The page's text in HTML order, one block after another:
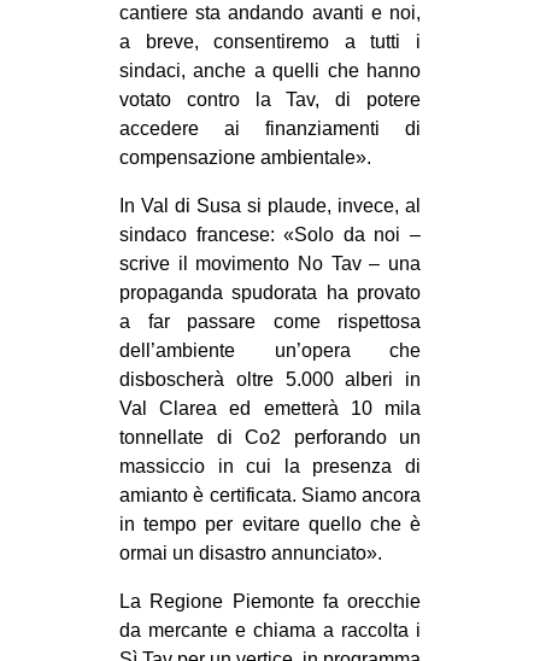
EUROPA
MEDIO ORIENTE
MONDO
EVENTI
in
Fb
tw
bsky
SEARCH
cantiere sta andando avanti e noi,
a breve, consentiremo a tutti i
sindaci, anche a quelli che hanno
votato contro la Tav, di potere
accedere ai finanziamenti di
compensazione ambientale».
In Val di Susa si plaude, invece, al
sindaco francese: «Solo da noi –
scrive il movimento No Tav – una
propaganda spudorata ha provato
a far passare come rispettosa
dell’ambiente un’opera che
disboscherà oltre 5.000 alberi in
Val Clarea ed emetterà 10 mila
tonnellate di Co2 perforando un
massiccio in cui la presenza di
amianto è certificata. Siamo ancora
in tempo per evitare quello che è
ormai un disastro annunciato».
La Regione Piemonte fa orecchie
da mercante e chiama a raccolta i